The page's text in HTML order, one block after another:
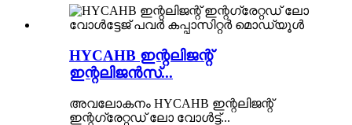
HYCAHB ഇന്റലിജന്റ്
ഇന്റലിജൻസ്...
അവലോകനം HYCAHB ഇന്റലിജന്റ്
ഇന്റഗ്രേറ്റഡ് ലോ വോൾട്ട്...